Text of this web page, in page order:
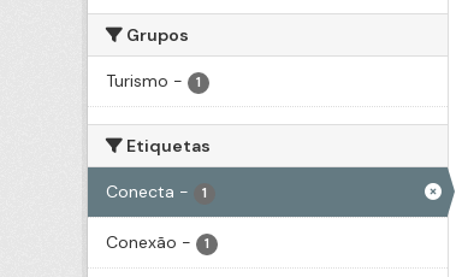
Grupos
Turismo - 1
Etiquetas
Conecta - 1
Conexão - 1